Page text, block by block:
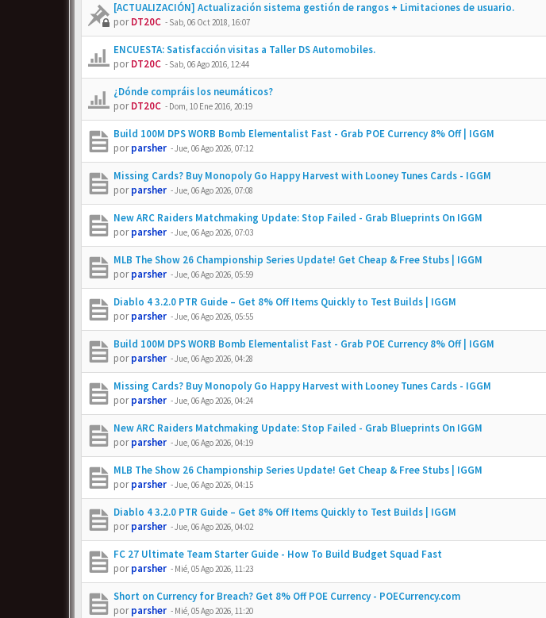
[ACTUALIZACIÓN] Actualización sistema gestión de rangos + Limitaciones de usuario.
porDT20C - Sab, 06 Oct 2018, 16:07
ENCUESTA: Satisfacción visitas a Taller DS Automobiles.
porDT20C - Sab, 06 Ago 2016, 12:44
¿Dónde compráis los neumáticos?
porDT20C - Dom, 10 Ene 2016, 20:19
Build 100M DPS WORB Bomb Elementalist Fast - Grab POE Currency 8% Off | IGGM
porparsher -Jue, 06 Ago 2026, 07:12
Missing Cards? Buy Monopoly Go Happy Harvest with Looney Tunes Cards - IGGM
porparsher -Jue, 06 Ago 2026, 07:08
New ARC Raiders Matchmaking Update: Stop Failed - Grab Blueprints On IGGM
porparsher -Jue, 06 Ago 2026, 07:03
MLB The Show 26 Championship Series Update! Get Cheap & Free Stubs | IGGM
porparsher -Jue, 06 Ago 2026, 05:59
Diablo 4 3.2.0 PTR Guide – Get 8% Off Items Quickly to Test Builds | IGGM
porparsher -Jue, 06 Ago 2026, 05:55
Build 100M DPS WORB Bomb Elementalist Fast - Grab POE Currency 8% Off | IGGM
porparsher -Jue, 06 Ago 2026, 04:28
Missing Cards? Buy Monopoly Go Happy Harvest with Looney Tunes Cards - IGGM
porparsher -Jue, 06 Ago 2026, 04:24
New ARC Raiders Matchmaking Update: Stop Failed - Grab Blueprints On IGGM
porparsher -Jue, 06 Ago 2026, 04:19
MLB The Show 26 Championship Series Update! Get Cheap & Free Stubs | IGGM
porparsher -Jue, 06 Ago 2026, 04:15
Diablo 4 3.2.0 PTR Guide – Get 8% Off Items Quickly to Test Builds | IGGM
porparsher -Jue, 06 Ago 2026, 04:02
FC 27 Ultimate Team Starter Guide - How To Build Budget Squad Fast
porparsher - Mié, 05 Ago 2026, 11:23
Short on Currency for Breach? Get 8% Off POE Currency - POECurrency.com
porparsher - Mié, 05 Ago 2026, 11:20